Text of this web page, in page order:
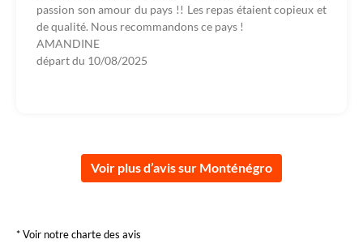
passion son amour du pays !! Les repas étaient copieux et
de qualité. Nous recommandons ce pays !
AMANDINE
départ du 10/08/2025
Voir plus d’avis sur Monténégro
* Voir notre charte des avis